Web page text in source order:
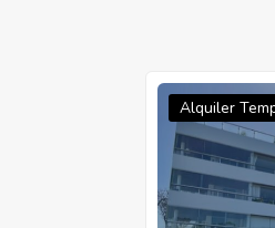
Alquiler